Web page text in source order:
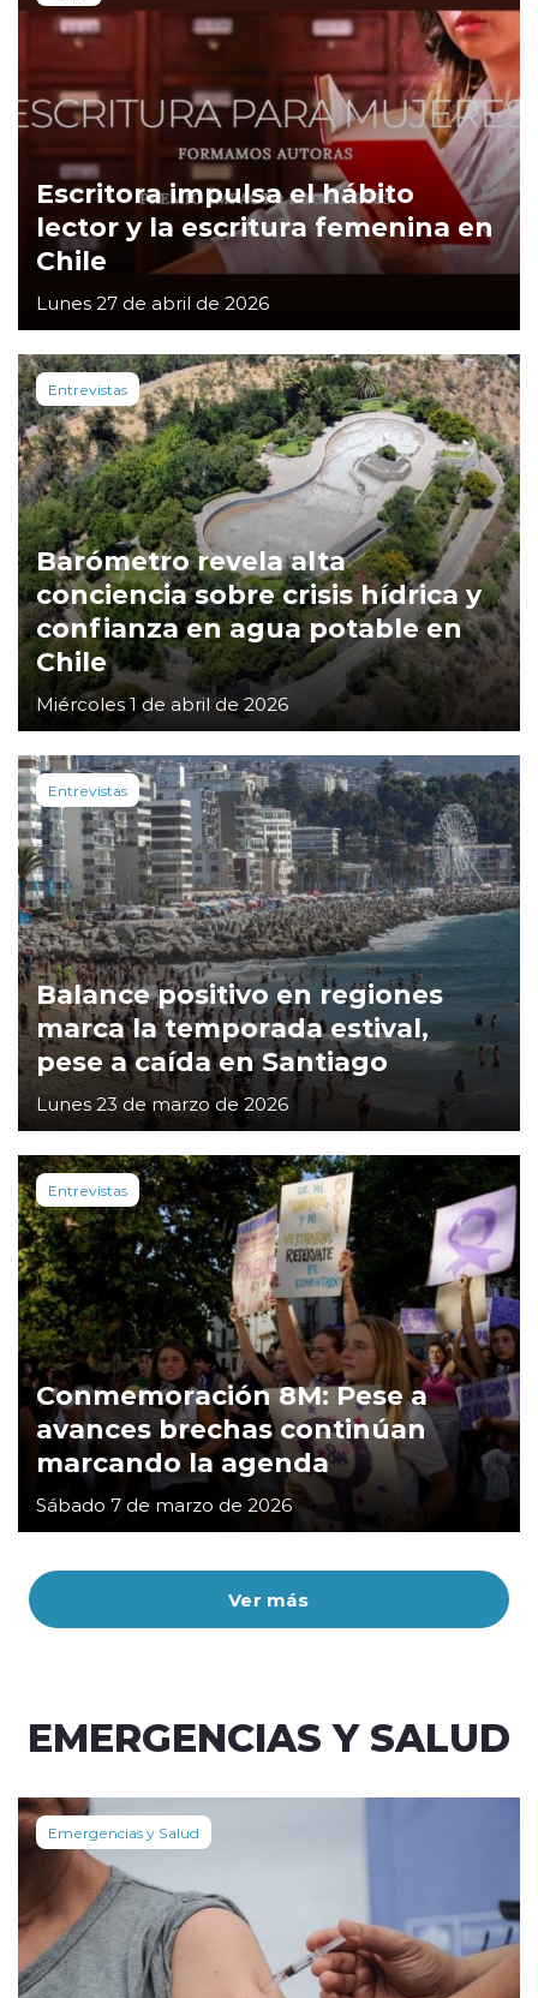
Ver más
Escritora impulsa el hábito
lector y la escritura femenina en
Chile
Lunes 27 de abril de 2026
Entrevistas
Barómetro revela alta
conciencia sobre crisis hídrica y
confianza en agua potable en
Chile
Miércoles 1 de abril de 2026
Entrevistas
Balance positivo en regiones
marca la temporada estival,
pese a caída en Santiago
Lunes 23 de marzo de 2026
Entrevistas
Conmemoración 8M: Pese a
avances brechas continúan
marcando la agenda
Sábado 7 de marzo de 2026
EMERGENCIAS Y SALUD
Emergencias y Salud